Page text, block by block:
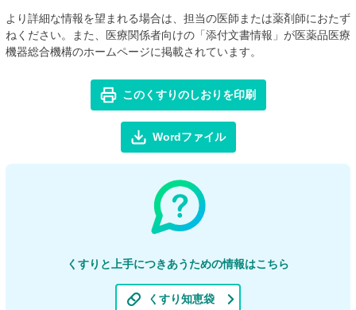
より詳細な情報を望まれる場合は、担当の医師または薬剤師におたず
ねください。また、医療関係者向けの「添付文書情報」が医薬品医療
機器総合機構のホームページに掲載されています。
このくすりのしおりを印刷
Wordファイル
くすりと上手につきあうための情報はこちら
くすり知恵袋